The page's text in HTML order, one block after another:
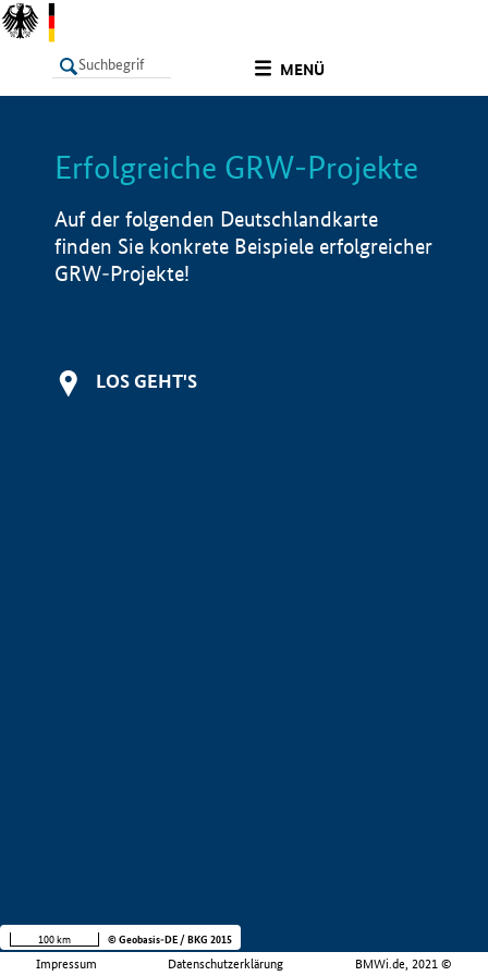
MENÜ
LISTE Info
Erfolgreiche GRW-Projekte
Auf der folgenden Deutschlandkarte
finden Sie konkrete Beispiele erfolgreicher
GRW-Projekte!
LOS GEHT'S
Impressum Datenschutzerklärung BMWi.de, 2021 ©
100 km © Geobasis-DE / BKG 2015